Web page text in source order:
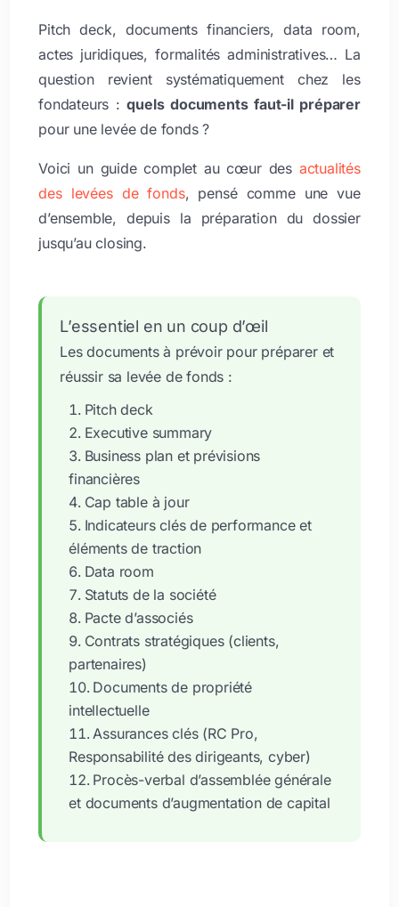
Pitch deck, documents financiers, data room,
actes juridiques, formalités administratives… La
question revient systématiquement chez les
fondateurs :quels documents faut-il préparer
pour une levée de fonds ?
Voici un guide complet au cœur des actualités
des levées de fonds, pensé comme une vue
d’ensemble, depuis la préparation du dossier
jusqu’au closing.
L’essentiel en un coup d’œil
Les documents à prévoir pour préparer et
réussir sa levée de fonds :
Pitch deck
Executive summary
Business plan et prévisions
financières
Cap table à jour
Indicateurs clés de performance et
éléments de traction
Data room
Statuts de la société
Pacte d’associés
Contrats stratégiques (clients,
partenaires)
Documents de propriété
intellectuelle
Assurances clés (RC Pro,
Responsabilité des dirigeants, cyber)
Procès-verbal d’assemblée générale
et documents d’augmentation de capital